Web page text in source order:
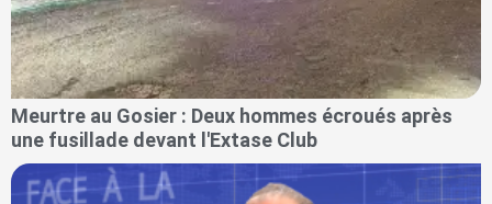
Meurtre au Gosier : Deux hommes écroués après
une fusillade devant l'Extase Club